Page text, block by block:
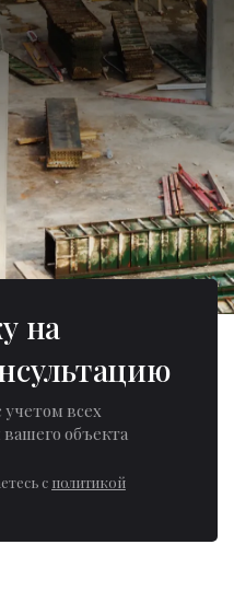
на
всех
объекта
с политикой